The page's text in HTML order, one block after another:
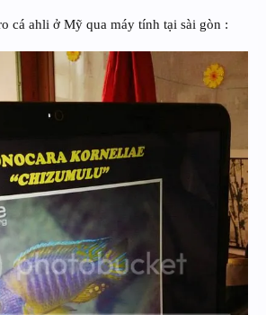
cá ahli ở Mỹ qua máy tính tại sài gòn :